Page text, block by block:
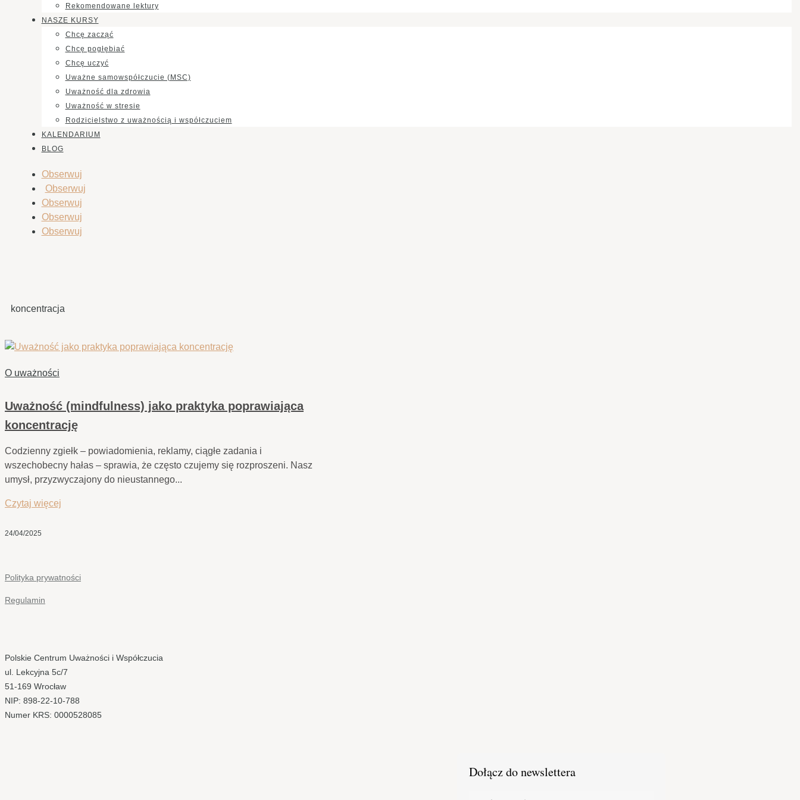
Rekomendowane lektury
NASZE KURSY
Chcę zacząć
Chcę pogłębiać
Chcę uczyć
Uważne samowspółczucie (MSC)
Uważność dla zdrowia
Uważność w stresie
Rodzicielstwo z uważnością i współczuciem
KALENDARIUM
BLOG
Obserwuj
Obserwuj
Obserwuj
Obserwuj
Obserwuj
koncentracja
O uważności
Uważność (mindfulness) jako praktyka poprawiająca
koncentrację
Codzienny zgiełk – powiadomienia, reklamy, ciągłe zadania i
wszechobecny hałas – sprawia, że często czujemy się rozproszeni. Nasz
umysł, przyzwyczajony do nieustannego...
Czytaj więcej
24/04/2025
Polityka prywatności
Regulamin
Polskie Centrum Uważności i Współczucia
ul. Lekcyjna 5c/7
51-169 Wrocław
NIP: 898-22-10-788
Numer KRS: 0000528085
Dołącz do newslettera